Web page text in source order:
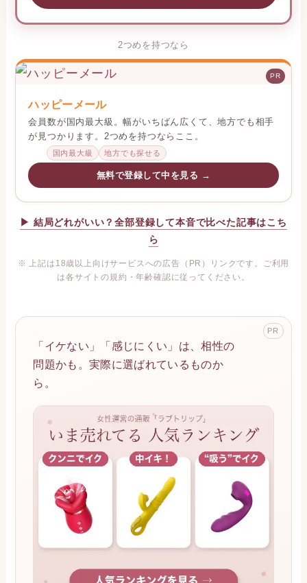
2つめを持つなら
PR
ハッピーメール
会員数が国内最大級。幅がいちばん広くて、地方でも相手
が見つかります。2つめを持つならここ。
国内最大級 地方でも探せる
無料で登録して中を見る →
▶ 結局どれがいい？全部登録して本音で比べた記事はこち
ら
※ 上記は18歳以上向けサービスへの広告（PR）リンクです。ご利用
は各サイトの規約・年齢確認に従ってください。
PR
「イケない」「感じにくい」は、相性の
問題かも。実際に選ばれているものか
ら。